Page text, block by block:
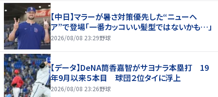
【中日】マラーが暑さ対策優先した“ニューヘ
ア”で登場「一番カッコいい髪型ではないかも…」
2026/08/08 23:29野球
【データ】DeNA筒香嘉智がサヨナラ本塁打 19
年9月以来５本目 球団２位タイに浮上
2026/08/08 23:26野球